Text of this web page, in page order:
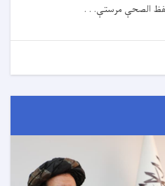
‌الصحې مرستې. . .